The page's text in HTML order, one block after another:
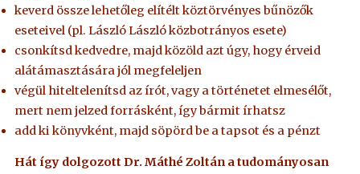
keverd össze lehetőleg elítélt köztörvényes bűnözők
eseteivel (pl. László László közbotrányos esete)
csonkítsd kedvedre, majd közöld azt úgy, hogy érveid
alátámasztására jól megfeleljen
végül hiteltelenítsd az írót, vagy a történetet elmesélőt,
mert nem jelzed forrásként, így bármit írhatsz
add ki könyvként, majd söpörd be a tapsot és a pénzt
Hát így dolgozott Dr. Máthé Zoltán a tudományosan